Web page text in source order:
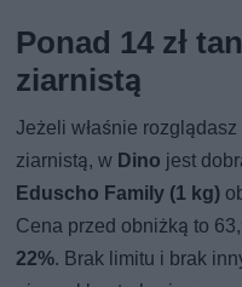
Ponad 14 zł
ziarnistą
Jeżeli właśnie
ziarnistą, w Dino jest
Eduscho Family (1 kg)
Cena przed obniżką to
22%. Brak limitu i brak